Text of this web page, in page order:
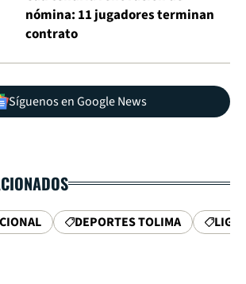
nómina: 11 jugadores terminan
contrato
Síguenos en Google News
DEPORTES TOLIMA LIGA